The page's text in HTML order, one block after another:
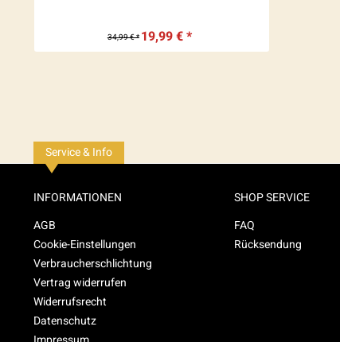
34,99 € * 19,99 € *
Service & Info
INFORMATIONEN
AGB
Cookie-Einstellungen
Verbraucherschlichtung
Vertrag widerrufen
Widerrufsrecht
Datenschutz
SHOP SERVICE
FAQ
Rücksendung